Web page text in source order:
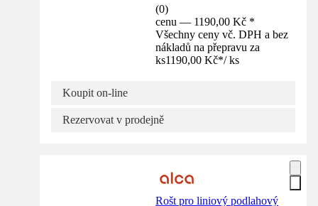
(0)
cenu — 1190,00 Kč *
Všechny ceny vč. DPH a bez
nákladů na přepravu za
ks1190,00 Kč*/ ks
Koupit on-line
Rezervovat v prodejně
Rošt pro liniový podlahový